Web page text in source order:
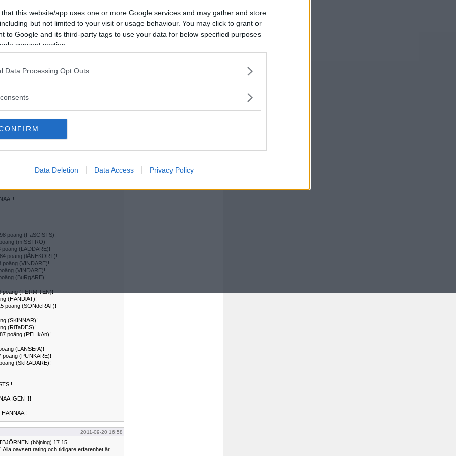
that this website/app uses one or more Google services and may gather and store
but not limited to your visit or usage behaviour. You may click to grant or
to Google and its third-party tags to use your data for below specified purposes
consent section.
Data Processing Opt Outs
Data Deletion Data Access Privacy Policy
HETS/SLUMPAT/ORANKAT,
RATING OCH TIDIGARE
VÄLKOMNA !!!
2011-09-20 16:57
20/9 15.30
!!!
poäng (FaSCISTS)!
(mISSTRO)!
poäng (LADDARE)!
poäng (lÅNEKORT)!
poäng (VINDARE)!
(VINDARE)!
(BuRgARE)!
poäng (TERMITEN)!
(HANDlAT)!
poäng (SONdeRAT)!
(SKINNAR)!
(RiTaDES)!
poäng (PELIkAn)!
(LANSErA)!
poäng (PUNKARE)!
(SkRÄDARE)!
!
IGEN !!!
!
2011-09-20 16:58
(böjning) 17.15.
Alla oavsett rating och tidigare erfarenhet är
Vill du bli
medlem?